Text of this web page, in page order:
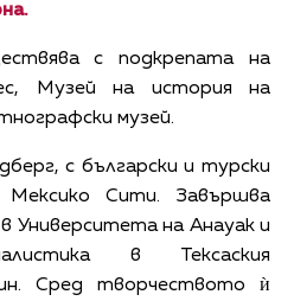
с подкрепата на
Музей на история на
музей.
с български и турски
Сити. Завършва
Университета на Анауак и
в Тексаския
Сред творчеството ѝ